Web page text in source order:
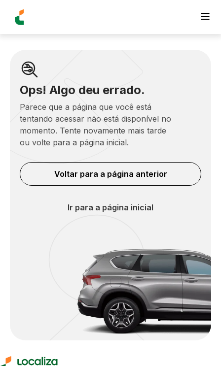
Ops! Algo deu errado.
Parece que a página que você está
tentando acessar não está disponível no
momento. Tente novamente mais tarde
ou volte para a página inicial.
Voltar para a página anterior
Ir para a página inicial